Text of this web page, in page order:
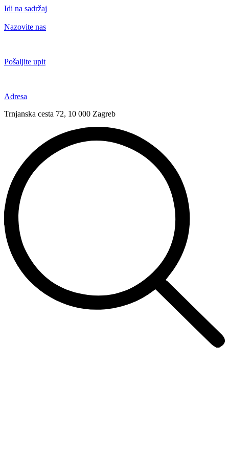
Idi na sadržaj
Nazovite nas
Pošaljite upit
Adresa
Trnjanska cesta 72, 10 000 Zagreb